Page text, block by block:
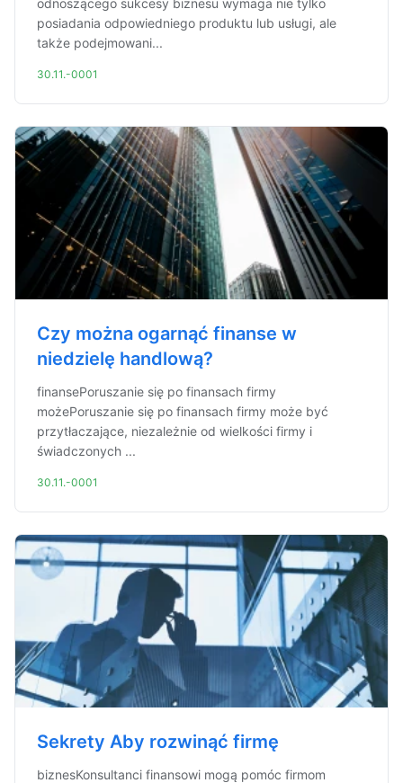
odnoszącego sukcesy biznesu wymaga nie tylko
posiadania odpowiedniego produktu lub usługi, ale
także podejmowani...
30.11.-0001
Czy można ogarnąć finanse w
niedzielę handlową?
finansePoruszanie się po finansach firmy
możePoruszanie się po finansach firmy może być
przytłaczające, niezależnie od wielkości firmy i
świadczonych ...
30.11.-0001
Sekrety Aby rozwinąć firmę
biznesKonsultanci finansowi mogą pomóc firmom